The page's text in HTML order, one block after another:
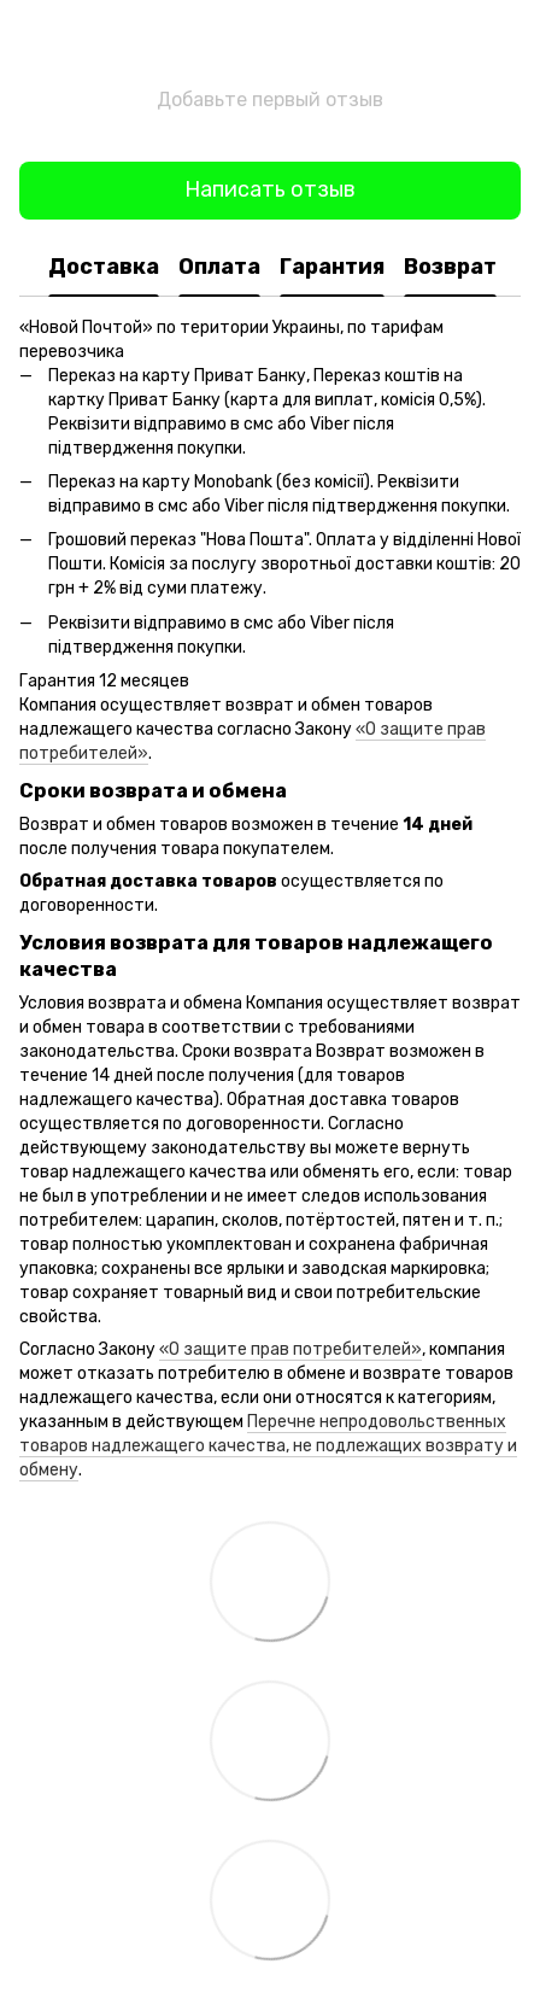
Добавьте первый отзыв
Написать отзыв
Доставка Оплата Гарантия Возврат
«Новой Почтой» по територии Украины, по тарифам
перевозчика
Переказ на карту Приват Банку, Переказ коштів на
картку Приват Банку (карта для виплат, комісія 0,5%).
Реквізити відправимо в смс або Viber після
підтвердження покупки.
Переказ на карту Monobank (без комісії). Реквізити
відправимо в смс або Viber після підтвердження покупки.
Грошовий переказ "Нова Пошта". Оплата у відділенні Нової
Пошти. Комісія за послугу зворотньої доставки коштів: 20
грн + 2% від суми платежу.
Реквізити відправимо в смс або Viber після
підтвердження покупки.
Гарантия 12 месяцев
Компания осуществляет возврат и обмен товаров
надлежащего качества согласно Закону«О защите прав
потребителей».
Сроки возврата и обмена
Возврат и обмен товаров возможен в течение 14 дней
после получения товара покупателем.
Обратная доставка товаров осуществляется по
договоренности.
Условия возврата для товаров надлежащего
качества
Условия возврата и обмена Компания осуществляет возврат
и обмен товара в соответствии с требованиями
законодательства. Сроки возврата Возврат возможен в
течение 14 дней после получения (для товаров
надлежащего качества). Обратная доставка товаров
осуществляется по договоренности. Согласно
действующему законодательству вы можете вернуть
товар надлежащего качества или обменять его, если: товар
не был в употреблении и не имеет следов использования
потребителем: царапин, сколов, потёртостей, пятен и т. п.;
товар полностью укомплектован и сохранена фабричная
упаковка; сохранены все ярлыки и заводская маркировка;
товар сохраняет товарный вид и свои потребительские
свойства.
Согласно Закону«О защите прав потребителей», компания
может отказать потребителю в обмене и возврате товаров
надлежащего качества, если они относятся к категориям,
указанным в действующем Перечне непродовольственных
товаров надлежащего качества, не подлежащих возврату и
обмену.